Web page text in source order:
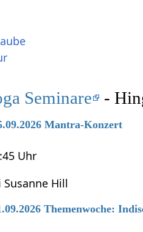
Seminare -
Mantra-Konzert
Uhr
Susanne Hill
Themenwoche: